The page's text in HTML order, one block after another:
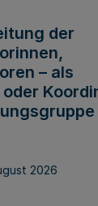
der
– als
2026